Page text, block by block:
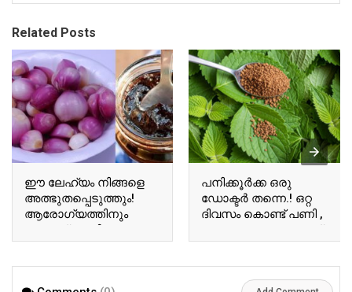
Related Posts
ഈ ലേഹ്യം നിങ്ങളെ
അത്ഭുതപ്പെടുത്തും!
ആരോഗ്യത്തിനും
സൗന്ദര്യത്തിനും
ഇതൊരു സ്പൂൺ
പനിക്കൂർക്ക ഒരു
ഡോക്ടർ തന്നെ.! ഒറ്റ
ദിവസം കൊണ്ട് പണി ,
ജലദോഷം , കഫക്കെട്ട്
മാറാൻ പനിക്കൂർക്ക
നോക്കു!! | Healthy